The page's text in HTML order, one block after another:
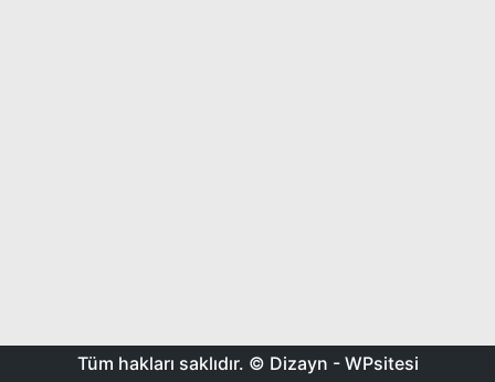
Tüm hakları saklıdır. © Dizayn - WPsitesi